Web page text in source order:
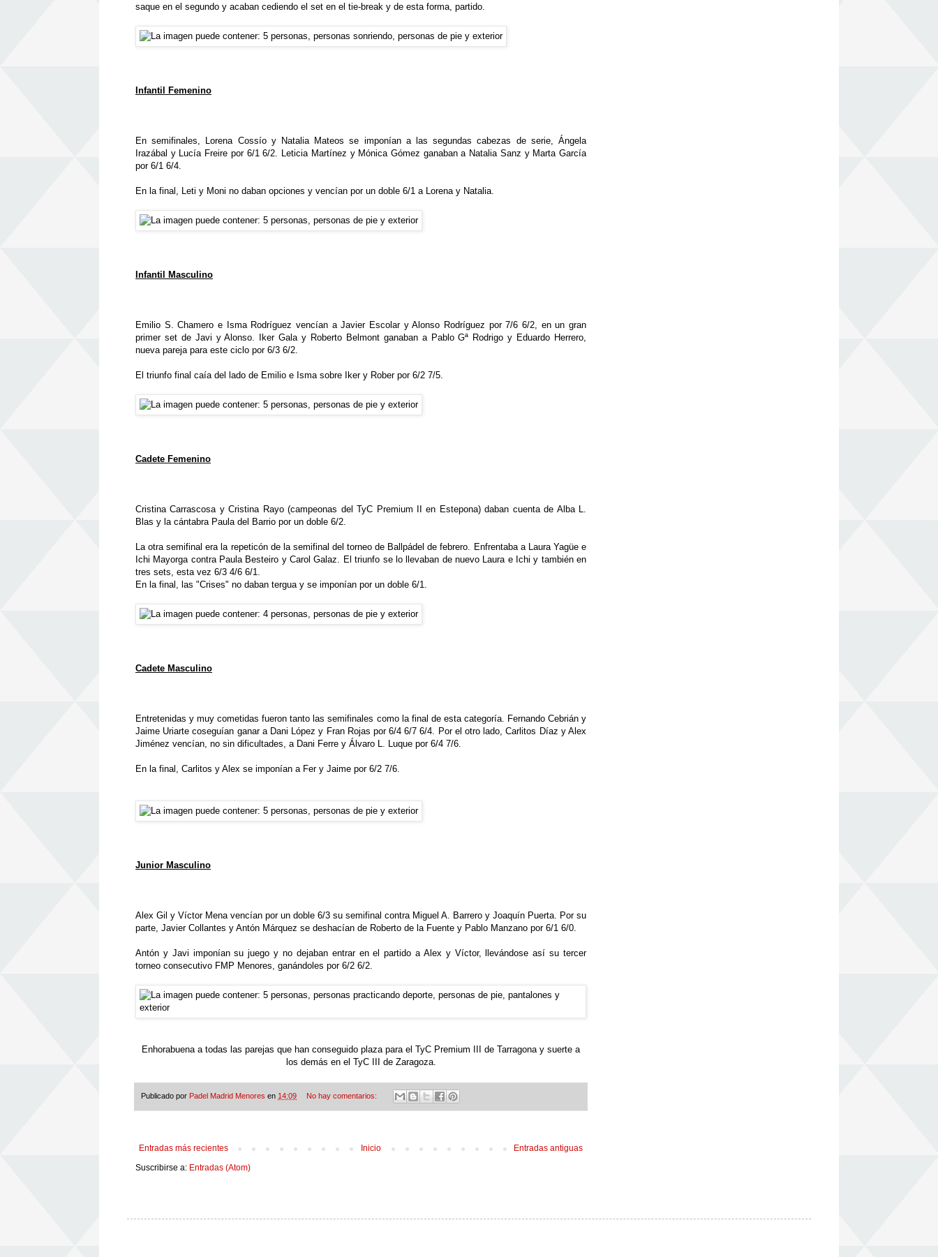
saque en el segundo y acaban cediendo el set en el tie-break y de esta forma, partido.
Infantil Femenino
En semifinales, Lorena Cossío y Natalia Mateos se imponían a las segundas cabezas de serie, Ángela
Irazábal y Lucía Freire por 6/1 6/2. Leticia Martínez y Mónica Gómez ganaban a Natalia Sanz y Marta García
por 6/1 6/4.
En la final, Leti y Moni no daban opciones y vencían por un doble 6/1 a Lorena y Natalia.
Infantil Masculino
Emilio S. Chamero e Isma Rodríguez vencían a Javier Escolar y Alonso Rodríguez por 7/6 6/2, en un gran
primer set de Javi y Alonso. Iker Gala y Roberto Belmont ganaban a Pablo Gª Rodrigo y Eduardo Herrero,
nueva pareja para este ciclo por 6/3 6/2.
El triunfo final caía del lado de Emilio e Isma sobre Iker y Rober por 6/2 7/5.
Cadete Femenino
Cristina Carrascosa y Cristina Rayo (campeonas del TyC Premium II en Estepona) daban cuenta de Alba L.
Blas y la cántabra Paula del Barrio por un doble 6/2.
La otra semifinal era la repeticón de la semifinal del torneo de Ballpádel de febrero. Enfrentaba a Laura Yagüe e
Ichi Mayorga contra Paula Besteiro y Carol Galaz. El triunfo se lo llevaban de nuevo Laura e Ichi y también en
tres sets, esta vez 6/3 4/6 6/1.
En la final, las "Crises" no daban tergua y se imponían por un doble 6/1.
Cadete Masculino
Entretenidas y muy cometidas fueron tanto las semifinales como la final de esta categoría. Fernando Cebrián y
Jaime Uriarte coseguían ganar a Dani López y Fran Rojas por 6/4 6/7 6/4. Por el otro lado, Carlitos Díaz y Alex
Jiménez vencían, no sin dificultades, a Dani Ferre y Álvaro L. Luque por 6/4 7/6.
En la final, Carlitos y Alex se imponían a Fer y Jaime por 6/2 7/6.
Junior Masculino
Alex Gil y Víctor Mena vencían por un doble 6/3 su semifinal contra Miguel A. Barrero y Joaquín Puerta. Por su
parte, Javier Collantes y Antón Márquez se deshacían de Roberto de la Fuente y Pablo Manzano por 6/1 6/0.
Antón y Javi imponían su juego y no dejaban entrar en el partido a Alex y Víctor, llevándose así su tercer
torneo consecutivo FMP Menores, ganándoles por 6/2 6/2.
Enhorabuena a todas las parejas que han conseguido plaza para el TyC Premium III de Tarragona y suerte a
los demás en el TyC III de Zaragoza.
Publicado por Padel Madrid Menores en 14:09 No hay comentarios:
Entradas más recientes Entradas antiguas
Inicio
Suscribirse a: Entradas (Atom)